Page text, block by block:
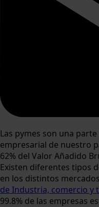
Las pymes son una
empresarial de nuestro
62% del Valor Añadido
Existen diferentes tipos
en los distintos
de Industria, comercio y
99.8% de las empresas